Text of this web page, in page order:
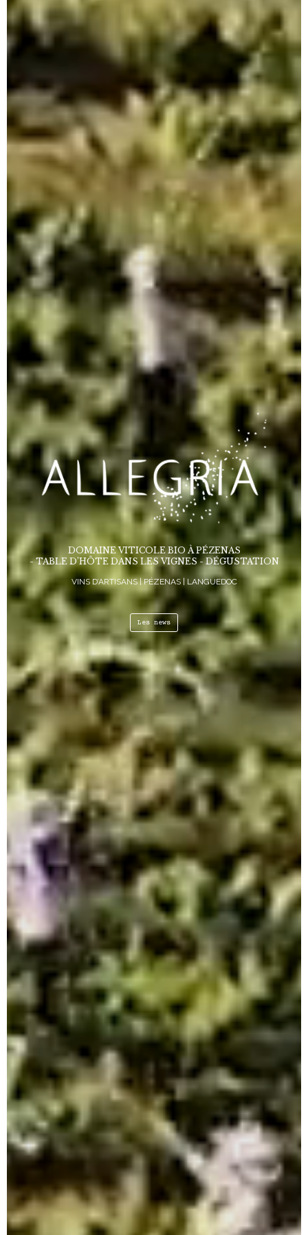
DOMAINE VITICOLE BIO À PÉZENAS
- TABLE D’HÔTE DANS LES VIGNES - DÉGUSTATION
VINS D’ARTISANS | PÉZENAS | LANGUEDOC
Les news